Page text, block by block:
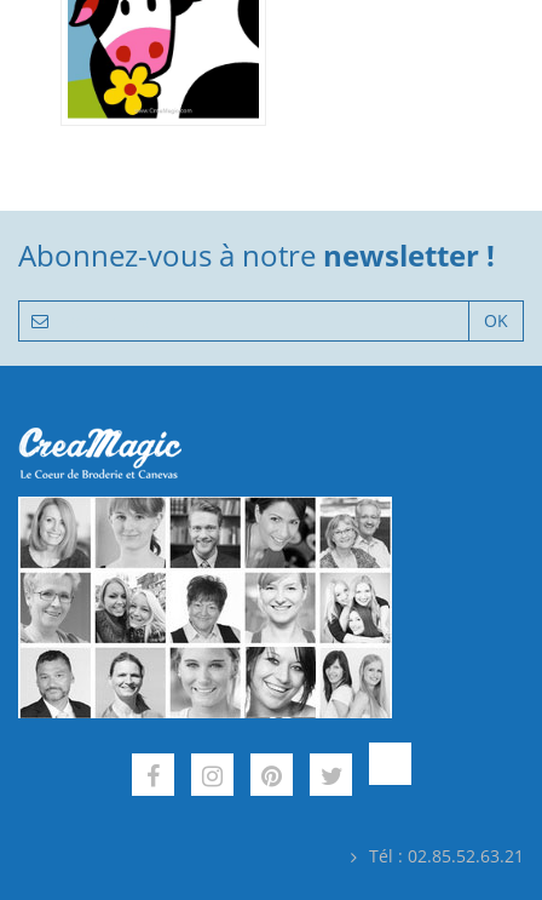
Abonnez-vous à notre newsletter !
OK
Tél : 02.85.52.63.21